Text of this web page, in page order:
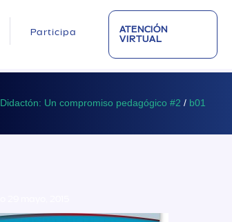
Participa
ATENCIÓN
VIRTUAL
Didactón: Un compromiso pedagógico #2 / b01